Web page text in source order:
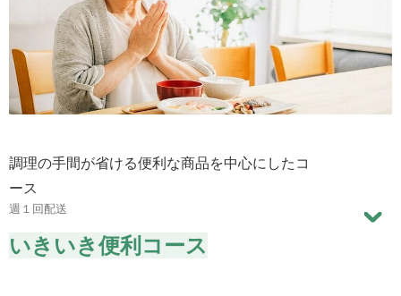
調理の手間が省ける便利な商品を中心にしたコ
ース
週１回配送
いきいき便利コース